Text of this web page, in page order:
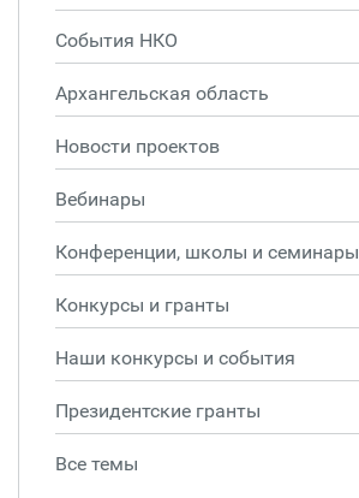
События НКО
Архангельская область
Новости проектов
Вебинары
Конференции, школы и семинары
Конкурсы и гранты
Наши конкурсы и события
Президентские гранты
Все темы